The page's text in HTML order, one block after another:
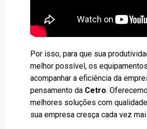
Por isso, para que sua
melhor possível, os
acompanhar a eficiência da
pensamento da Cetro.
melhores soluções com
sua empresa cresça cada vez